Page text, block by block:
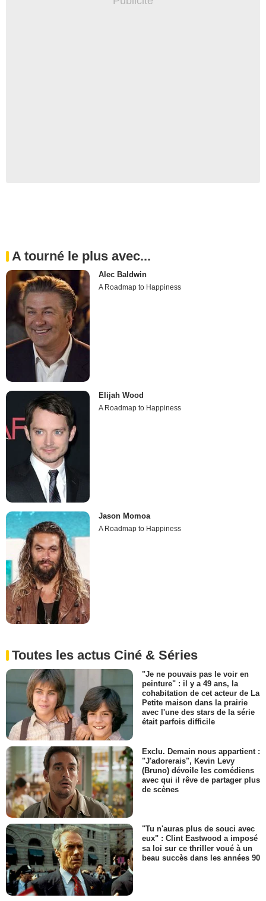
A tourné le plus avec...
Alec Baldwin
A Roadmap to Happiness
Elijah Wood
A Roadmap to Happiness
Jason Momoa
A Roadmap to Happiness
Toutes les actus Ciné & Séries
"Je ne pouvais pas le voir en
peinture" : il y a 49 ans, la
cohabitation de cet acteur de La
Petite maison dans la prairie
avec l'une des stars de la série
était parfois difficile
Exclu. Demain nous appartient :
"J'adorerais", Kevin Levy
(Bruno) dévoile les comédiens
avec qui il rêve de partager plus
de scènes
"Tu n'auras plus de souci avec
eux" : Clint Eastwood a imposé
sa loi sur ce thriller voué à un
beau succès dans les années 90